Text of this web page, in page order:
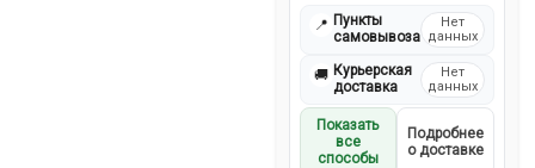
📍 Пункты
самовывоза
Нет
данных
🚚 Курьерская
доставка
Нет
данных
Показать
все
способы
Подробнее
о доставке